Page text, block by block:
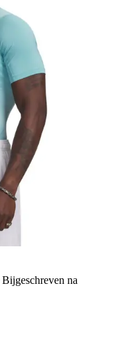
Bijgeschreven na